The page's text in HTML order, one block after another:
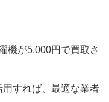
機が5,000円で買取さ
すれば、最適な業者